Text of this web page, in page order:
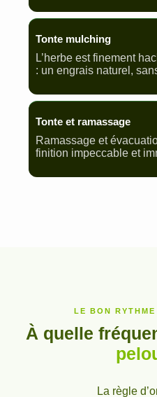
Tonte mulching
L’herbe est finement
: un engrais naturel,
Tonte et ramassage
Ramassage et
finition impeccable et
LE BON RYTHME
À quelle
La règle